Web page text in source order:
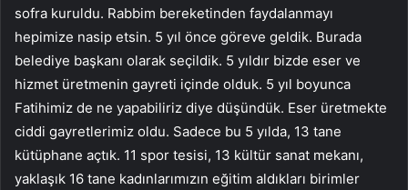
sofra kuruldu. Rabbim bereketinden faydalanmayı
hepimize nasip etsin. 5 yıl önce göreve geldik. Burada
belediye başkanı olarak seçildik. 5 yıldır bizde eser ve
hizmet üretmenin gayreti içinde olduk. 5 yıl boyunca
Fatihimiz de ne yapabiliriz diye düşündük. Eser üretmekte
ciddi gayretlerimiz oldu. Sadece bu 5 yılda, 13 tane
kütüphane açtık. 11 spor tesisi, 13 kültür sanat mekanı,
yaklaşık 16 tane kadınlarımızın eğitim aldıkları birimler